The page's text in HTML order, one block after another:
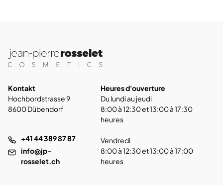
Kontakt
Hochbordstrasse 9
8600 Dübendorf
+41 44 389 87 87
info@jp-
rosselet.ch
Heures d'ouverture
Du lundi au jeudi
8:00 à 12:30 et 13:00 à 17:30
heures
Vendredi
8:00 à 12:30 et 13:00 à 17:00
heures